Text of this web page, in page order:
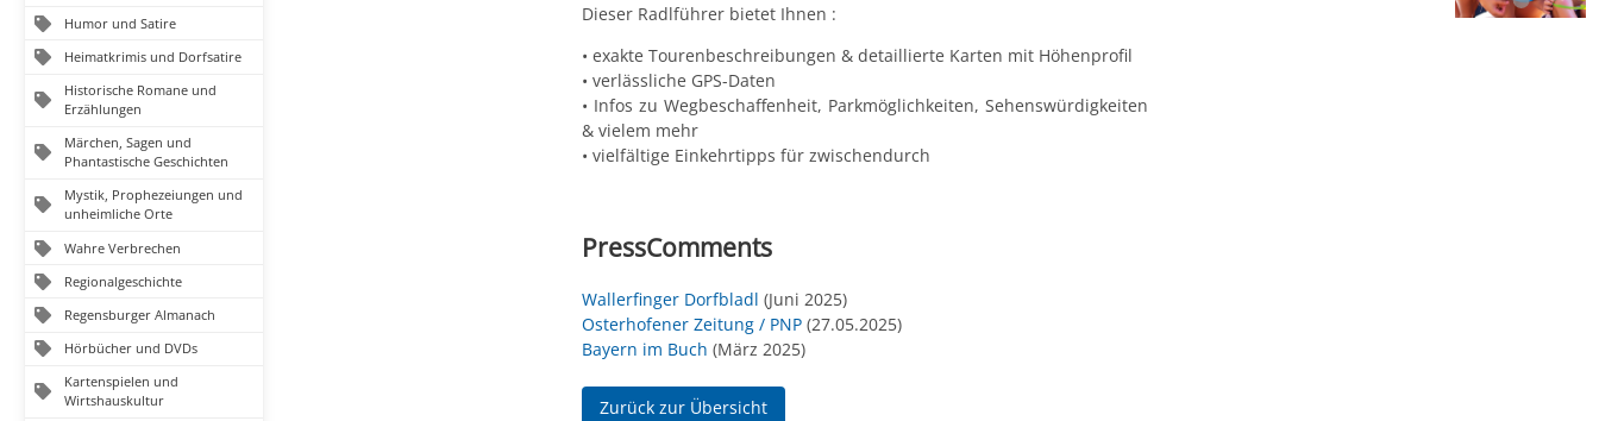
Humor und Satire
Heimatkrimis und Dorfsatire
Historische Romane und
Erzählungen
Märchen, Sagen und
Phantastische Geschichten
Mystik, Prophezeiungen und
unheimliche Orte
Wahre Verbrechen
Regionalgeschichte
Regensburger Almanach
Hörbücher und DVDs
Kartenspielen und
Wirtshauskultur
Dieser Radlführer bietet Ihnen :
• exakte Tourenbeschreibungen & detaillierte Karten mit Höhenprofil
• verlässliche GPS-Daten
• Infos zu Wegbeschaffenheit, Parkmöglichkeiten, Sehenswürdigkeiten
& vielem mehr
• vielfältige Einkehrtipps für zwischendurch
PressComments
Wallerfinger Dorfbladl (Juni 2025)
Osterhofener Zeitung / PNP (27.05.2025)
Bayern im Buch (März 2025)
Zurück zur Übersicht